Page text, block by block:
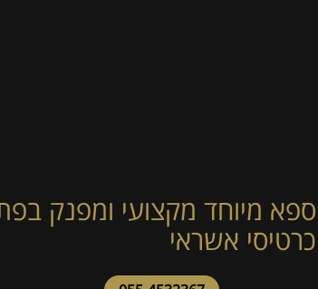
ספא מיוחד מקצועי ומפנק
כרטיסי אשראי